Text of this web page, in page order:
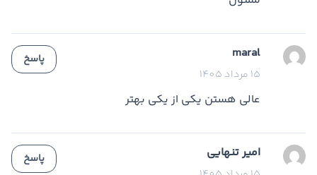
maral
15 مرداد 1405
عالی هستن یکی از یکی بهتر
پاسخ
امیر تنهایی پاسخ